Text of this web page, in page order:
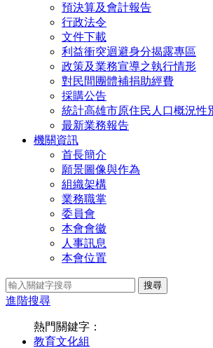
預決算及會計報告
行政法令
文件下載
利益衝突迴避身分揭露專區
政策及業務宣導之執行情形
對民間團體補捐助經費
採購公告
統計高雄市原住民人口概況性
最新業務報告
機關資訊
首長簡介
願景圖像與作為
組織架構
業務職掌
委員會
本會會徽
人事訊息
本會位置
搜尋
進階搜尋
熱門關鍵字：
教育文化組